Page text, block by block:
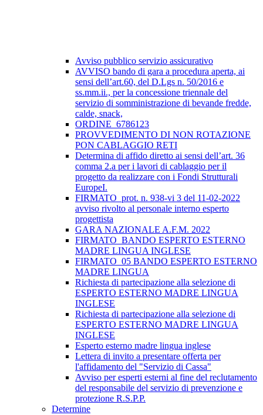
Avviso pubblico servizio assicurativo
AVVISO bando di gara a procedura aperta, ai
sensi dell’art.60, del D.Lgs n. 50/2016 e
ss.mm.ii., per la concessione triennale del
servizio di somministrazione di bevande fredde,
calde, snack,
ORDINE_6786123
PROVVEDIMENTO DI NON ROTAZIONE
PON CABLAGGIO RETI
Determina di affido diretto ai sensi dell’art. 36
comma 2.a per i lavori di cablaggio per il
progetto da realizzare con i Fondi Strutturali
EuropeI.
FIRMATO_prot. n. 938-vi 3 del 11-02-2022
avviso rivolto al personale interno esperto
progettista
GARA NAZIONALE A.F.M. 2022
FIRMATO_BANDO ESPERTO ESTERNO
MADRE LINGUA INGLESE
FIRMATO_05 BANDO ESPERTO ESTERNO
MADRE LINGUA
Richiesta di partecipazione alla selezione di
ESPERTO ESTERNO MADRE LINGUA
INGLESE
Richiesta di partecipazione alla selezione di
ESPERTO ESTERNO MADRE LINGUA
INGLESE
Esperto esterno madre lingua inglese
Lettera di invito a presentare offerta per
l'affidamento del "Servizio di Cassa"
Avviso per esperti esterni al fine del reclutamento
del responsabile del servizio di prevenzione e
protezione R.S.P.P.
Determine